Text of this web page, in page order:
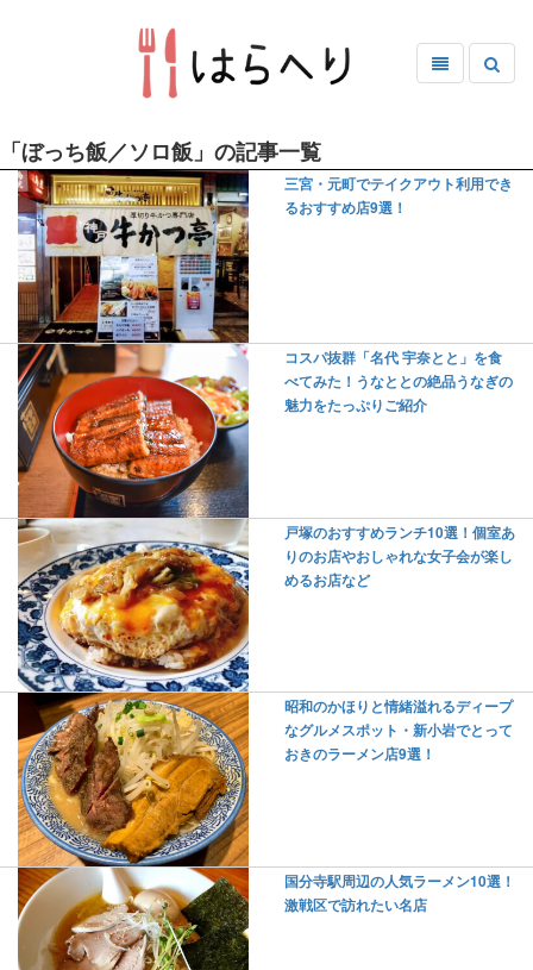
「ぼっち飯／ソロ飯」の記事一覧
三宮・元町でテイクアウト利用でき
るおすすめ店9選！
コスパ抜群「名代 宇奈とと」を食
べてみた！うなととの絶品うなぎの
魅力をたっぷりご紹介
戸塚のおすすめランチ10選！個室あ
りのお店やおしゃれな女子会が楽し
めるお店など
昭和のかほりと情緒溢れるディープ
なグルメスポット・新小岩でとって
おきのラーメン店9選！
国分寺駅周辺の人気ラーメン10選！
激戦区で訪れたい名店